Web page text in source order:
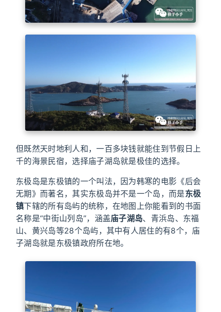
但既然天时地利人和，一百多块钱就能住到节假日上
千的海景民宿，选择庙子湖岛就是极佳的选择。
东极岛是东极镇的一个叫法，因为韩寒的电影《后会
无期》而著名，其实东极岛并不是一个岛，而是东极
镇下辖的所有岛屿的统称，在地图上你能看到的书面
名称是“中街山列岛”，涵盖庙子湖岛、青浜岛、东福
山、黄兴岛等28个岛屿，其中有人居住的有8个，庙
子湖岛就是东极镇政府所在地。